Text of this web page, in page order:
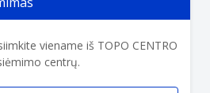
viename iš TOPO CENTRO
centrų.